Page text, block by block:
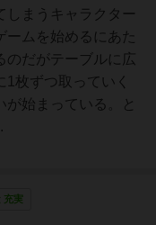
しまうキャラクター
ムを始めるにあた
のだがテーブルに広
枚ずつ取っていく
始まっている。と
充実